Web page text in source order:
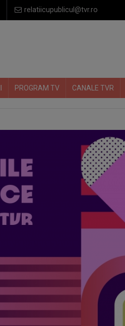
relatiicupublicul@tvr.ro
PROGRAM TV CANALE TVR